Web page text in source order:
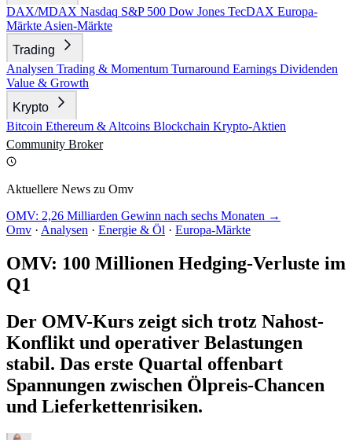
DAX/MDAX Nasdaq S&P 500 Dow Jones TecDAX Europa-
Märkte Asien-Märkte
Trading
Analysen Trading & Momentum Turnaround Earnings Dividenden
Value & Growth
Krypto
Bitcoin Ethereum & Altcoins Blockchain Krypto-Aktien
Community Broker
Aktuellere News zu Omv
OMV: 2,26 Milliarden Gewinn nach sechs Monaten →
Omv · Analysen · Energie & Öl · Europa-Märkte
OMV: 100 Millionen Hedging-Verluste im
Q1
Der OMV-Kurs zeigt sich trotz Nahost-
Konflikt und operativer Belastungen
stabil. Das erste Quartal offenbart
Spannungen zwischen Ölpreis-Chancen
und Lieferkettenrisiken.